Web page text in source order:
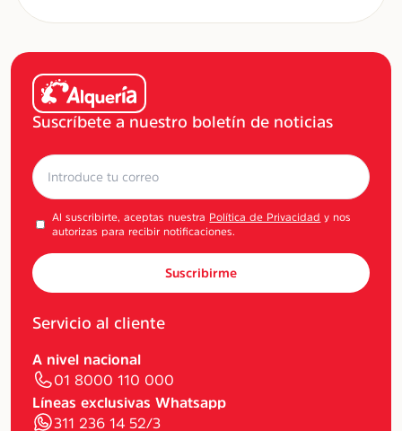
Suscríbete a nuestro boletín de noticias
Al suscribirte, aceptas nuestra Política de Privacidad y nos
autorizas para recibir notificaciones.
Suscribirme
Servicio al cliente
A nivel nacional
01 8000 110 000
Líneas exclusivas Whatsapp
311 236 14 52/3